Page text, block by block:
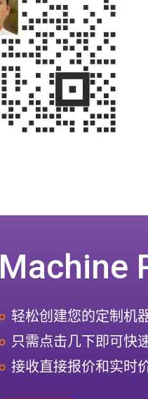
Machine
轻松创建您的定制机
只需点击几下即可快
接收直接报价和实时